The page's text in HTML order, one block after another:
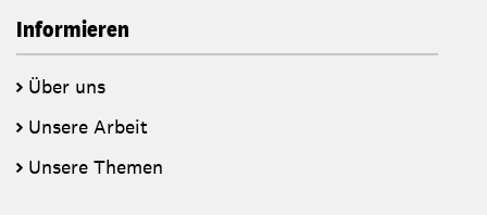
Informieren
Über uns
Unsere Arbeit
Unsere Themen